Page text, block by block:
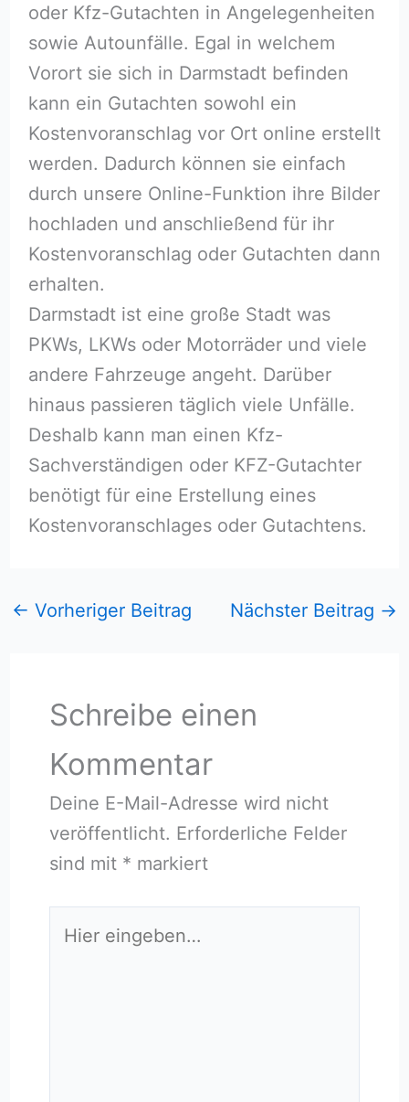
oder Kfz-Gutachten in Angelegenheiten
sowie Autounfälle. Egal in welchem
Vorort sie sich in Darmstadt befinden
kann ein Gutachten sowohl ein
Kostenvoranschlag vor Ort online erstellt
werden. Dadurch können sie einfach
durch unsere Online-Funktion ihre Bilder
hochladen und anschließend für ihr
Kostenvoranschlag oder Gutachten dann
erhalten.
Darmstadt ist eine große Stadt was
PKWs, LKWs oder Motorräder und viele
andere Fahrzeuge angeht. Darüber
hinaus passieren täglich viele Unfälle.
Deshalb kann man einen Kfz-
Sachverständigen oder KFZ-Gutachter
benötigt für eine Erstellung eines
Kostenvoranschlages oder Gutachtens.
← Vorheriger Beitrag Nächster Beitrag →
Schreibe einen
Kommentar
Deine E-Mail-Adresse wird nicht
veröffentlicht. Erforderliche Felder
sind mit * markiert
eingeben…